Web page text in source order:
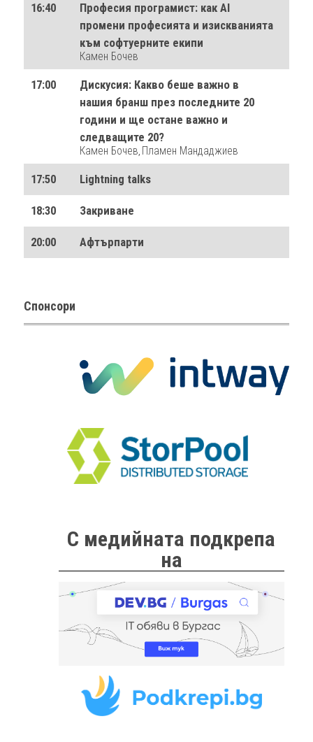
16:40
Професия програмист: как AI
промени професията и изискванията
към софтуерните екипи
Камен Бочев
17:00
Дискусия: Какво беше важно в
нашия бранш през последните 20
години и ще остане важно и
следващите 20?
Камен Бочев, Пламен Мандаджиев
17:50 Lightning talks
18:30 Закриване
20:00 Афтърпарти
Спонсори
С медийната подкрепа
на